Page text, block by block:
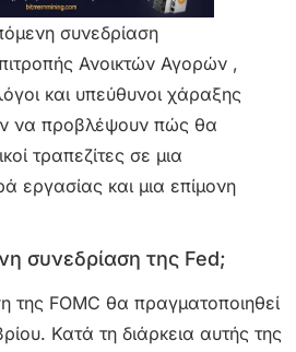
συνεδρίαση
Ανοικτών Αγορών ,
και υπεύθυνοι χάραξης
να προβλέψουν πώς θα
τραπεζίτες σε μια
εργασίας και μια επίμονη
συνεδρίαση της Fed;
της FOMC θα πραγματοποιηθεί
Κατά τη διάρκεια αυτής της